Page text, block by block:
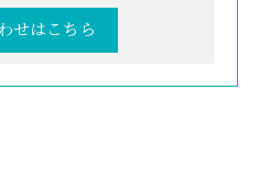
せはこちら